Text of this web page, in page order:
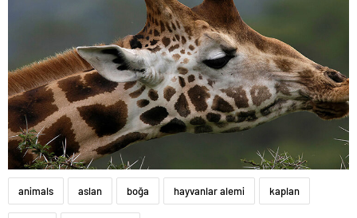
animals aslan boğa hayvanlar alemi kaplan